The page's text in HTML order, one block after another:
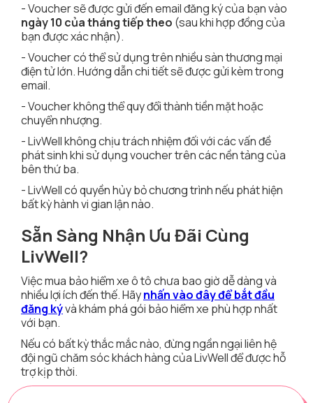
- Voucher sẽ được gửi đến email đăng ký của bạn vào
ngày 10 của tháng tiếp theo (sau khi hợp đồng của
bạn được xác nhận).
- Voucher có thể sử dụng trên nhiều sàn thương mại
điện tử lớn. Hướng dẫn chi tiết sẽ được gửi kèm trong
email.
- Voucher không thể quy đổi thành tiền mặt hoặc
chuyển nhượng.
- LivWell không chịu trách nhiệm đối với các vấn đề
phát sinh khi sử dụng voucher trên các nền tảng của
bên thứ ba.
- LivWell có quyền hủy bỏ chương trình nếu phát hiện
bất kỳ hành vi gian lận nào.
Sẵn Sàng Nhận Ưu Đãi Cùng
LivWell?
Việc mua bảo hiểm xe ô tô chưa bao giờ dễ dàng và
nhiều lợi ích đến thế. Hãynhấn vào đây để bắt đầu
đăng kývà khám phá gói bảo hiểm xe phù hợp nhất
với bạn.
Nếu có bất kỳ thắc mắc nào, đừng ngần ngại liên hệ
đội ngũ chăm sóc khách hàng của LivWell để được hỗ
trợ kịp thời.